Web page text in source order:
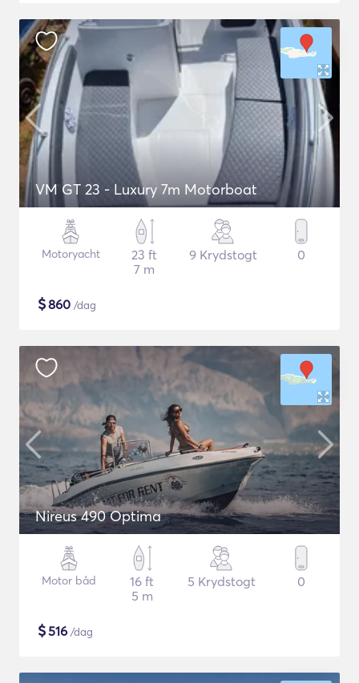
VM GT 23 - Luxury 7m Motorboat
Motoryacht
23 ft
7 m
9 Krydstogt 0
$860 /dag
Nireus 490 Optima
Motor båd
16 ft
5 m
5 Krydstogt 0
$516 /dag